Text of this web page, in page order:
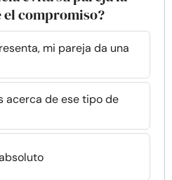
compromiso?
mi pareja da una
acerca de ese tipo de